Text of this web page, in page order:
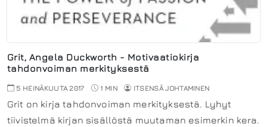
Grit, Angela Duckworth - Motivaatiokirja
tahdonvoiman merkityksestä
5 HEINÄKUUTA 2017 1 MIN ITSENSÄ JOHTAMINEN
Grit on kirja tahdonvoiman merkityksestä. Lyhyt
tiivistelmä kirjan sisällöstä muutaman esimerkin kera.